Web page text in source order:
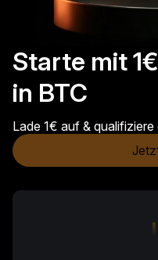
Starte mit
in BTC
Lade 1€ auf &